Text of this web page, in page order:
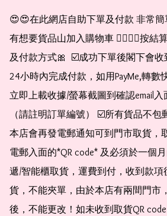
😍😍在此網店自助下單及付款 非常簡
有想要貨品山加入購物車 👉🏻👉🏻按結
及付款方式🎀  ☑️成功下單後閣下會收
24小時內完成付款，如用PayMe,轉數
立即上載收據/螢幕截圖到確認email
（請註明訂單編號） ☑️所有貨品不包
本店會再發電郵通知可到門市取貨，
電郵入面的*QR code* 及必須於一個
遞/智能櫃取貨，運費到付，收到款項
貨，不能夾單，由於本店有兩間門市
後，不能更改！如未收到取貨QR